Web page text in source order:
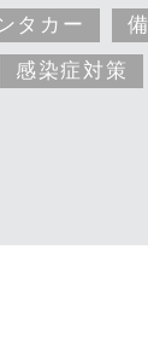
タカー
感染症対策